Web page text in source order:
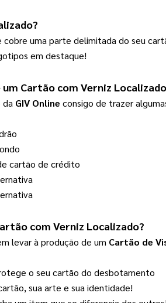
cobre uma parte delimitada do seu
em destaque!
um Cartão com Verniz Localizado
da GIV Online consigo de trazer
cartão de crédito
com Verniz Localizado?
levar à produção de um Cartão de
o seu cartão do desbotamento
sua arte e sua identidade!